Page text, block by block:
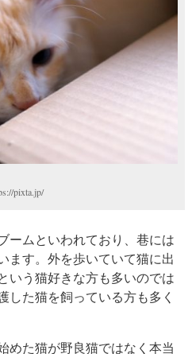
pixta.jp/
ームといわれており、巷には
ます。外を歩いていて猫に出
いう猫好きな方も多いのでは
た猫を飼っている方も多く
めた猫が野良猫ではなく本当